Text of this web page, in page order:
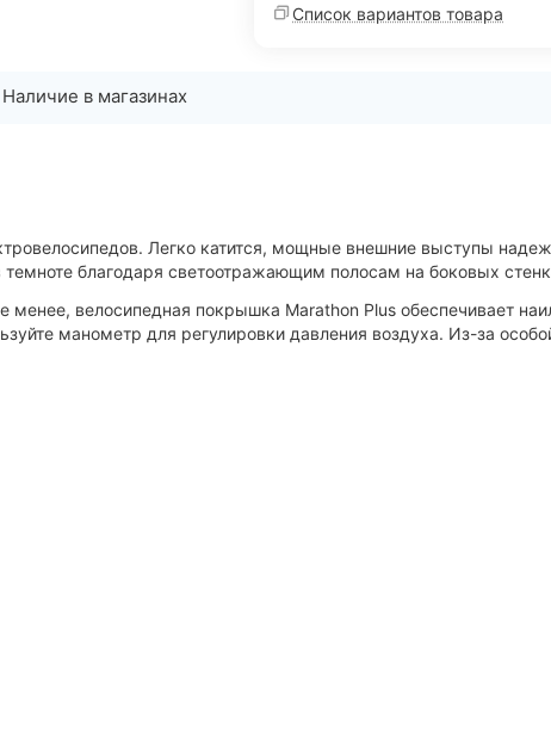
Список вариантов товара
Наличие в магазинах
Легко катится, мощные внешние выступы
благодаря светоотражающим полосам на боковых
велосипедная покрышка Marathon Plus обеспечивает
манометр для регулировки давления воздуха. Из-за